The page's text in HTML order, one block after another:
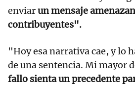
enviarun mensaje
contribuyentes".
"Hoy esa narrativa cae, y lo
de una sentencia. Mi mayor
fallo sienta un precedente